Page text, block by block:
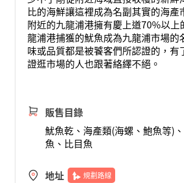
比的海鮮讓這裡成為名副其實的海產
附近的九龍浦港擁有慶上道70%以上
龍浦港捕獲的魷魚成為九龍浦市場的
味或品質都是被饕客們所認證的，有
證逛市場的人也跟著絡繹不絕。
販售目錄
魷魚乾、海產類(海螺、鮑魚等)
魚、比目魚
地址 規劃路線